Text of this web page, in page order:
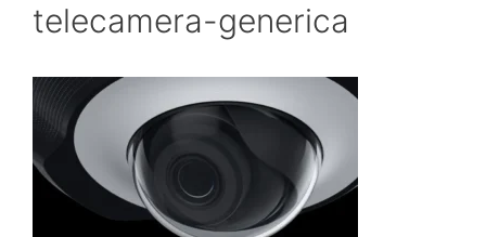
telecamera-generica